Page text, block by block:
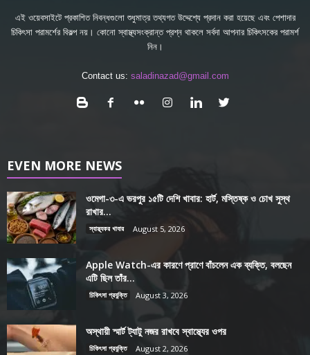
এই ওয়েবসাইটে প্রকাশিত নিবন্ধগুলো শুধুমাত্র তথ্যগত উদ্দেশ্যে প্রদান করা হয়েছে এবং পেশাদার
চিকিৎসা পরামর্শের বিকল্প নয়। কোনো স্বাস্থ্যসংক্রান্ত প্রশ্ন থাকলে সর্বদা আপনার চিকিৎসকের পরামর্শ
নিন।
Contact us: saladinazad@gmail.com
EVEN MORE NEWS
ওমেগা-৩-এ ভরপুর ১৫টি দেশি খাবার: হার্ট, মস্তিষ্ক ও চোখ সুস্থ
রাখার...
স্বাস্থ্যকর খাবার August 5, 2026
Apple Watch-এর কারণে প্রাণে বাঁচলেন এক ব্যক্তি, বলছেন
এটি ছিল তাঁর...
চিকিৎসা প্রযুক্তি August 3, 2026
অস্থায়ী স্মার্ট ট্যাটু নজর রাখবে স্বাস্থ্যের ওপর
চিকিৎসা প্রযুক্তি August 2, 2026